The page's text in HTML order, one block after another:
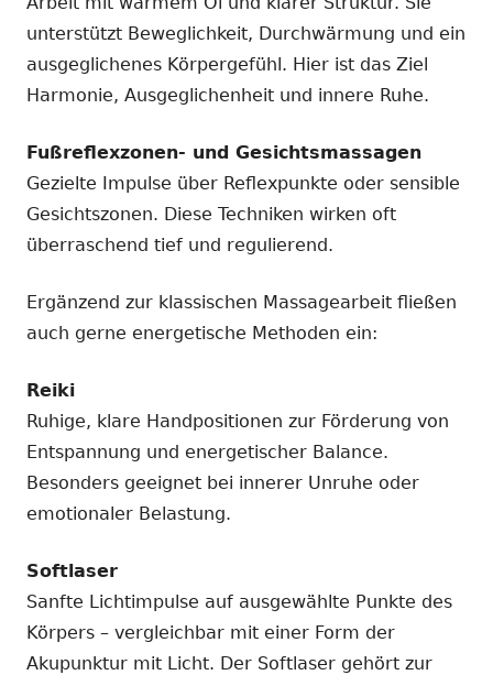
unterstützt Beweglichkeit, Durchwärmung und ein
ausgeglichenes Körpergefühl. Hier ist das Ziel
Harmonie, Ausgeglichenheit und innere Ruhe.
Fußreflexzonen- und Gesichtsmassagen
Gezielte Impulse über Reflexpunkte oder sensible
Gesichtszonen. Diese Techniken wirken oft
überraschend tief und regulierend.
Ergänzend zur klassischen Massagearbeit fließen
auch gerne energetische Methoden ein:
Reiki
Ruhige, klare Handpositionen zur Förderung von
Entspannung und energetischer Balance.
Besonders geeignet bei innerer Unruhe oder
emotionaler Belastung.
Softlaser
Sanfte Lichtimpulse auf ausgewählte Punkte des
Körpers – vergleichbar mit einer Form der
Akupunktur mit Licht. Der Softlaser gehört zur